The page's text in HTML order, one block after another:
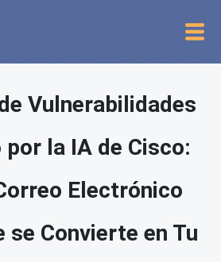
Vulnerabilidades
la IA de Cisco:
Electrónico
se Convierte en Tu